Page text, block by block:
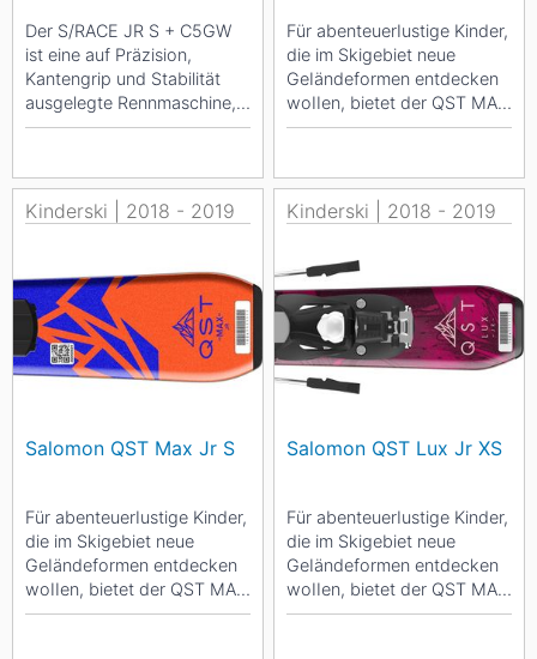
Der S/RACE JR S + C5GW
ist eine auf Präzision,
Kantengrip und Stabilität
ausgelegte Rennmaschine,
mit der leichtere Skifahrer
Für abenteuerIustige Kinder,
die im Skigebiet neue
GeIändeformen entdecken
woIIen, bietet der QST MAX
JR XS + C5 SR einen weich
Kinderski | 2018 - 2019
Salomon QST Max Jr S
Für abenteuerIustige Kinder,
die im Skigebiet neue
GeIändeformen entdecken
woIIen, bietet der QST MAX
JR S + C5 einen weich
Kinderski | 2018 - 2019
Salomon QST Lux Jr XS
Für abenteuerIustige Kinder,
die im Skigebiet neue
GeIändeformen entdecken
woIIen, bietet der QST MAX
JR XS + C5 SR einen weich